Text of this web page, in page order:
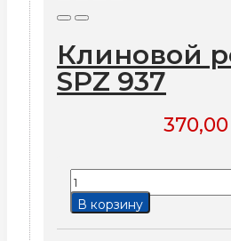
Клиновой
SPZ 937
370,00
Количество
товара
В корзину